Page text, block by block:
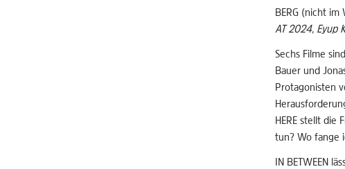
BERG (nicht
AT 2024, Eyup
Sechs Filme
Bauer und
Protagonisten
HERE stellt die
tun? Wo fange
IN BETWEEN